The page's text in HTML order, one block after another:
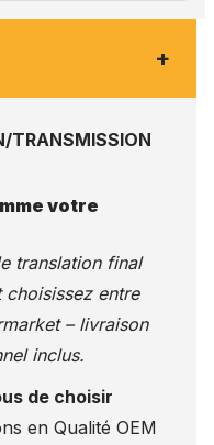
+
TRANSMISSION
votre
translation final
entre
– livraison
inclus.
de choisir
en Qualité OEM